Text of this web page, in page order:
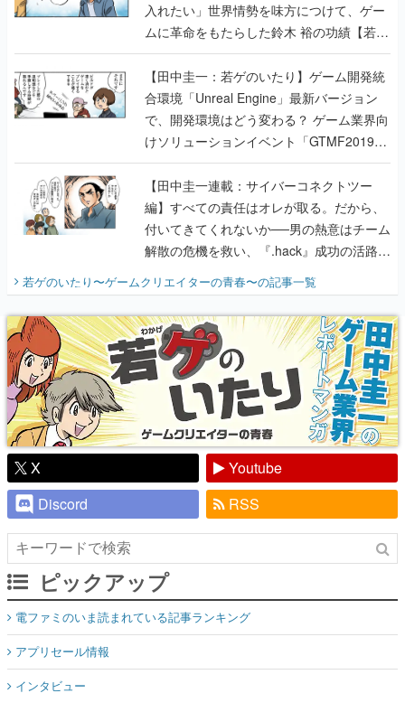
入れたい」世界情勢を味方につけて、ゲー
ムに革命をもたらした鈴木 裕の功績【若ゲ
のいたり】
【田中圭一：若ゲのいたり】ゲーム開発統
合環境「Unreal Engine」最新バージョン
で、開発環境はどう変わる？ ゲーム業界向
けソリューションイベント「GTMF2019」
に行って、より理解を深めよう【PR】
【田中圭一連載：サイバーコネクトツー
編】すべての責任はオレが取る。だから、
付いてきてくれないか──男の熱意はチーム
解散の危機を救い、『.hack』成功の活路を
開く。業界の快男児・松山 洋に流れる血は
『少年ジャンプ』色だった【若ゲのいた
り】
若ゲのいたり〜ゲームクリエイターの青春〜の記事一覧
X
Youtube
Discord
RSS
ピックアップ
電ファミのいま読まれている記事ランキング
アプリセール情報
インタビュー